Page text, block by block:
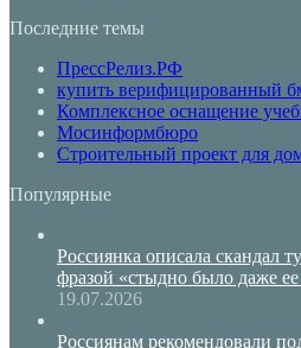
Последние темы
ПрессРелиз.РФ
купить верифицированный
Комплексное оснащение
Мосинформбюро
Строительный проект для
Популярные
Россиянка описала скандал
фразой «стыдно было даже ее
19.07.2026
Россиянам рекомендовали